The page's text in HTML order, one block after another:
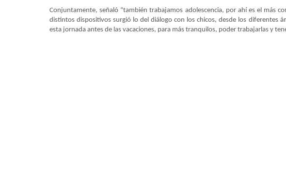
Conjuntamente, señaló “también trabajamos adolescencia, por ahí es el más
distintos dispositivos surgió lo del diálogo con los chicos, desde los diferentes
esta jornada antes de las vacaciones, para más tranquilos, poder trabajarlas y